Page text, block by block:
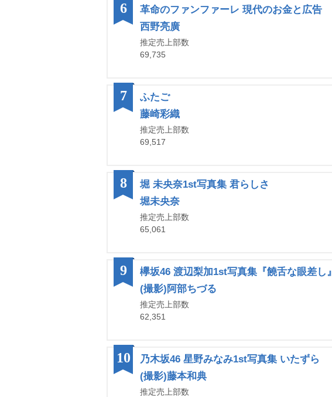
革命のファンファーレ 現代のお金と広告
西野亮廣
推定売上部数
69,735
6
ふたご
藤崎彩織
推定売上部数
69,517
7
堀 未央奈1st写真集 君らしさ
堀未央奈
推定売上部数
65,061
8
欅坂46 渡辺梨加1st写真集『饒舌な眼差し』
(撮影)阿部ちづる
推定売上部数
62,351
9
乃木坂46 星野みなみ1st写真集 いたずら
(撮影)藤本和典
推定売上部数
10